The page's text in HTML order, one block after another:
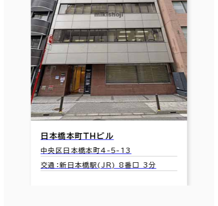
日本橋本町ＴＨビル
中央区日本橋本町4-5-13
交通：新日本橋駅(JR) 8番口 3分